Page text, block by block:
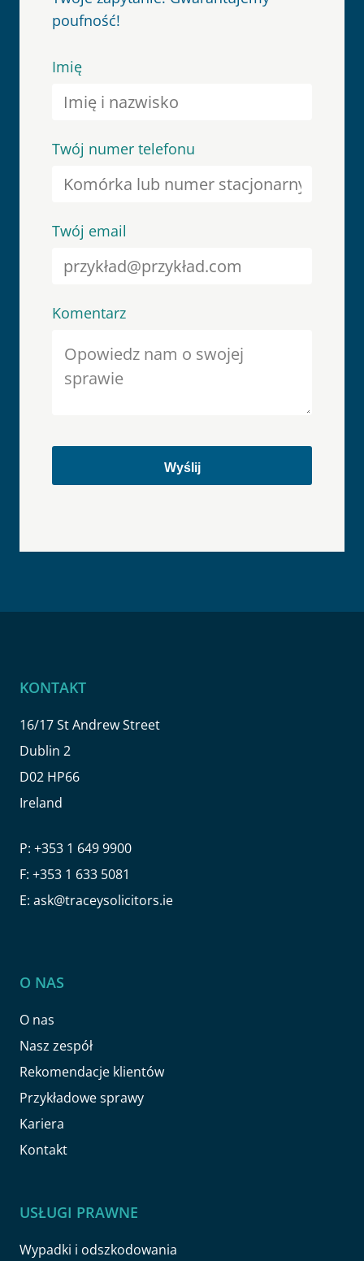
poufność!
Imię
Twój numer telefonu
Twój email
Komentarz
KONTAKT
16/17 St Andrew Street
Dublin 2
D02 HP66
Ireland
P: +353 1 649 9900
F: +353 1 633 5081
E: ask@traceysolicitors.ie
O NAS
O nas
Nasz zespół
Rekomendacje klientów
Przykładowe sprawy
Kariera
Kontakt
USŁUGI PRAWNE
Wypadki i odszkodowania